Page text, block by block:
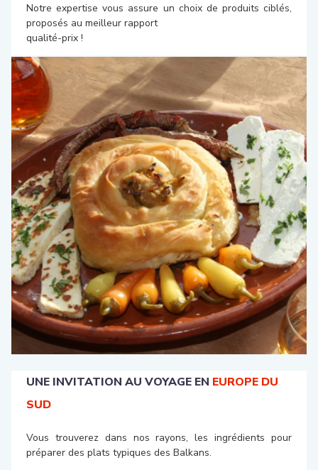
Notre expertise vous assure un choix de produits ciblés,
proposés au meilleur rapport
qualité-prix !
UNE INVITATION AU VOYAGE EN EUROPE DU
SUD
Vous trouverez dans nos rayons, les ingrédients pour
préparer des plats typiques des Balkans.